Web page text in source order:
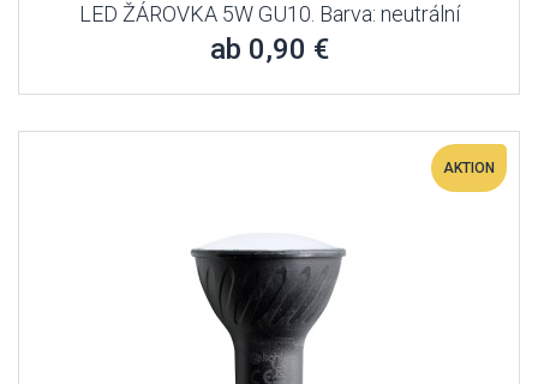
LED ŽÁROVKA 5W GU10. Barva: neutrální
ab 0,90 €
AKTION